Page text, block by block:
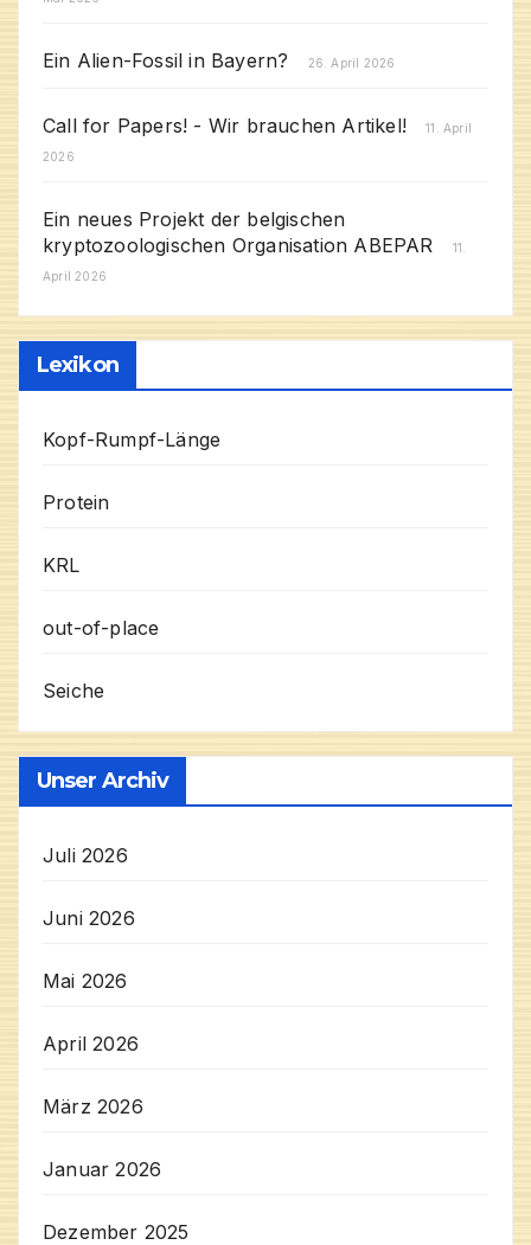
Ein Alien-Fossil in Bayern? 26. April 2026
Call for Papers! - Wir brauchen Artikel!
11. April
2026
Ein neues Projekt der belgischen
kryptozoologischen Organisation ABEPAR
11.
April 2026
Lexikon
Kopf-Rumpf-Länge
Protein
KRL
out-of-place
Seiche
Unser Archiv
Juli 2026
Juni 2026
Mai 2026
April 2026
März 2026
Januar 2026
Dezember 2025